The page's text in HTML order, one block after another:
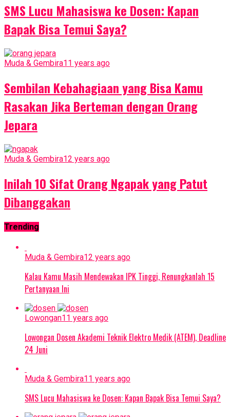
SMS Lucu Mahasiswa ke Dosen: Kapan
Bapak Bisa Temui Saya?
Muda & Gembira11 years ago
Sembilan Kebahagiaan yang Bisa Kamu
Rasakan Jika Berteman dengan Orang
Jepara
Muda & Gembira12 years ago
Inilah 10 Sifat Orang Ngapak yang Patut
Dibanggakan
Trending
Muda & Gembira12 years ago
Kalau Kamu Masih Mendewakan IPK Tinggi, Renungkanlah 15
Pertanyaan Ini
Lowongan11 years ago
Lowongan Dosen Akademi Teknik Elektro Medik (ATEM), Deadline
24 Juni
Muda & Gembira11 years ago
SMS Lucu Mahasiswa ke Dosen: Kapan Bapak Bisa Temui Saya?